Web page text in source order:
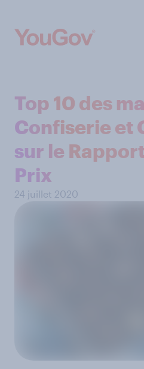
Top 10 des
Confiserie et
sur le
Prix
24 juillet 2020